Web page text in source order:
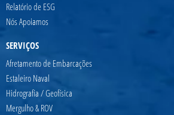
Relatório de ESG
Nós Apoiamos
SERVIÇOS
Afretamento de Embarcações
Estaleiro Naval
Hidrografia / Geofísica
Mergulho & ROV